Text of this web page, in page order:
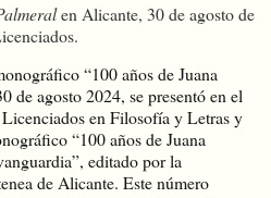
en Alicante, 30 de agosto de
“100 años de Juana
de agosto 2024, se presentó en el
en Filosofía y Letras y
“100 años de Juana
editado por la
de Alicante. Este número